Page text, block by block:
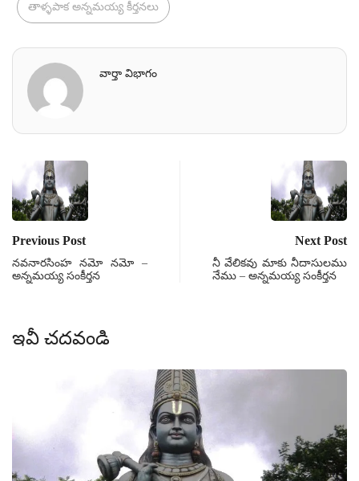
తాళ్ళపాక అన్నమయ్య కీర్తనలు
వార్తా విభాగం
Previous Post
నవనారసింహ నమో నమో –
అన్నమయ్య సంకీర్తన
Next Post
నీ వేలికవు మాకు నీదాసులము
నేము – అన్నమయ్య సంకీర్తన
ఇవీ చదవండి